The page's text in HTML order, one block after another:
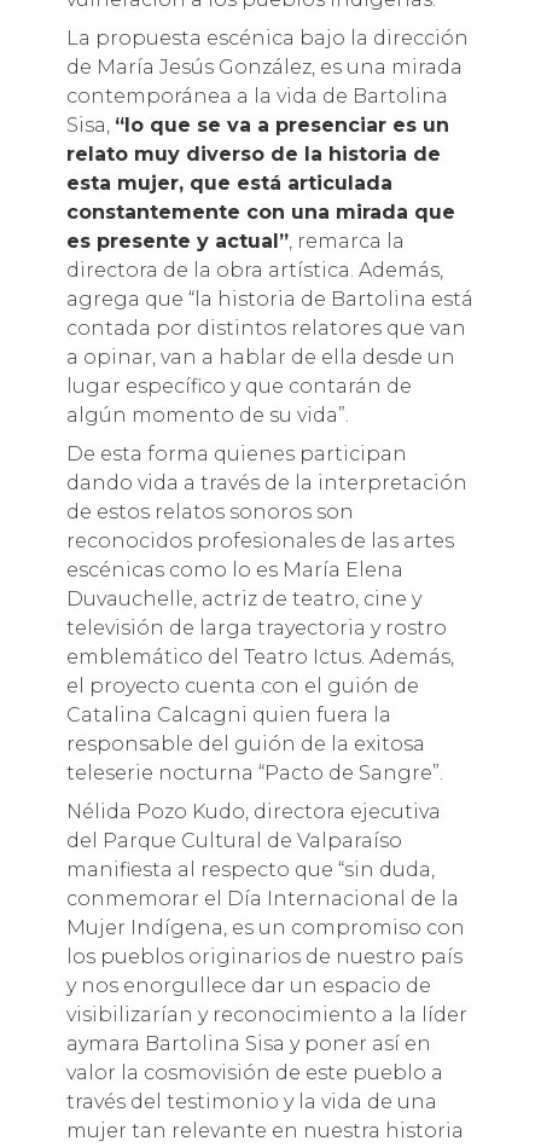
La propuesta escénica bajo la dirección
de María Jesús González, es una mirada
contemporánea a la vida de Bartolina
Sisa, “lo que se va a presenciar es un
relato muy diverso de la historia de
esta mujer, que está articulada
constantemente con una mirada que
es presente y actual”, remarca la
directora de la obra artística. Además,
agrega que “la historia de Bartolina está
contada por distintos relatores que van
a opinar, van a hablar de ella desde un
lugar específico y que contarán de
algún momento de su vida”.
De esta forma quienes participan
dando vida a través de la interpretación
de estos relatos sonoros son
reconocidos profesionales de las artes
escénicas como lo es María Elena
Duvauchelle, actriz de teatro, cine y
televisión de larga trayectoria y rostro
emblemático del Teatro Ictus. Además,
el proyecto cuenta con el guión de
Catalina Calcagni quien fuera la
responsable del guión de la exitosa
teleserie nocturna “Pacto de Sangre”.
Nélida Pozo Kudo, directora ejecutiva
del Parque Cultural de Valparaíso
manifiesta al respecto que “sin duda,
conmemorar el Día Internacional de la
Mujer Indígena, es un compromiso con
los pueblos originarios de nuestro país
y nos enorgullece dar un espacio de
visibilizarían y reconocimiento a la líder
aymara Bartolina Sisa y poner así en
valor la cosmovisión de este pueblo a
través del testimonio y la vida de una
mujer tan relevante en nuestra historia